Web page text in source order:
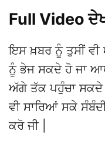
Full Video
ਇਸ ਖ਼ਬਰ ਨੂੰ ਤੁਸੀਂ ਵੀ
ਨੂੰ ਭੇਜ ਸਕਦੇ ਹੋ ਜਾ
ਅੱਗੇ ਤੱਕ ਪਹੁੰਚਾ ਸਕਦੇ
ਵੀ ਸਾਰਿਆਂ ਸਕੇ
ਕਰੋ ਜੀ |